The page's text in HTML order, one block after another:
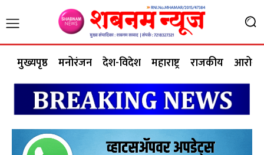
मुख्यपृष्ठ मनोरंजन देश-विदेश महाराष्ट्र राजकीय आरोग्य